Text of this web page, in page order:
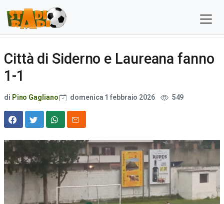
Città di Siderno e Laureana fanno
1-1
di Pino Gagliano domenica 1 febbraio 2026 549